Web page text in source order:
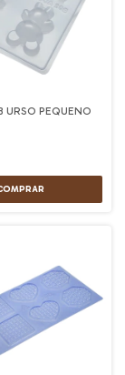
URSO PEQUENO